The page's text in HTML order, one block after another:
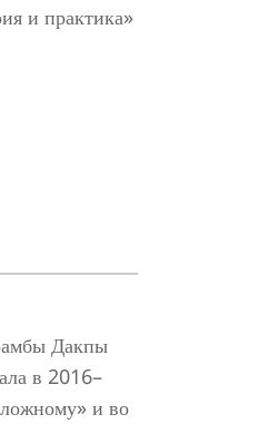
и практика»
Дакпы
в 2016–
и во